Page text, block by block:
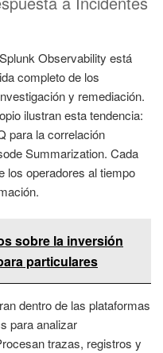
Observability está
completo de los
y remediación.
ilustran esta tendencia:
para la correlación
Summarization. Cada
los operadores al tiempo
sobre la inversión
particulares
dentro de las plataformas
para analizar
trazas, registros y